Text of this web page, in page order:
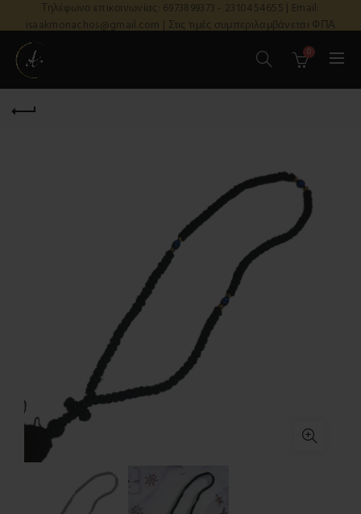
Τηλέφωνο επικοινωνίας: 6973899373 - 2310454655 | Email:
isaakmonachos@gmail.com | Στις τιμές συμπεριλαμβάνεται ΦΠΑ
0